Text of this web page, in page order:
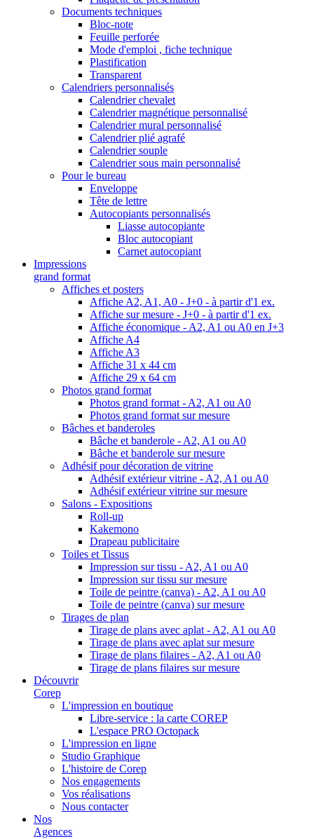
Documents techniques
Bloc-note
Feuille perforée
Mode d'emploi , fiche technique
Plastification
Transparent
Calendriers personnalisés
Calendrier chevalet
Calendrier magnétique personnalisé
Calendrier mural personnalisé
Calendrier plié agrafé
Calendrier souple
Calendrier sous main personnalisé
Pour le bureau
Enveloppe
Tête de lettre
Autocopiants personnalisés
Liasse autocopiante
Bloc autocopiant
Carnet autocopiant
Impressions
grand format
Affiches et posters
Affiche A2, A1, A0 - J+0 - à partir d'1 ex.
Affiche sur mesure - J+0 - à partir d'1 ex.
Affiche économique - A2, A1 ou A0 en J+3
Affiche A4
Affiche A3
Affiche 31 x 44 cm
Affiche 29 x 64 cm
Photos grand format
Photos grand format - A2, A1 ou A0
Photos grand format sur mesure
Bâches et banderoles
Bâche et banderole - A2, A1 ou A0
Bâche et banderole sur mesure
Adhésif pour décoration de vitrine
Adhésif extérieur vitrine - A2, A1 ou A0
Adhésif extérieur vitrine sur mesure
Salons - Expositions
Roll-up
Kakemono
Drapeau publicitaire
Toiles et Tissus
Impression sur tissu - A2, A1 ou A0
Impression sur tissu sur mesure
Toile de peintre (canva) - A2, A1 ou A0
Toile de peintre (canva) sur mesure
Tirages de plan
Tirage de plans avec aplat - A2, A1 ou A0
Tirage de plans avec aplat sur mesure
Tirage de plans filaires - A2, A1 ou A0
Tirage de plans filaires sur mesure
Découvrir
Corep
L'impression en boutique
Libre-service : la carte COREP
L'espace PRO Octopack
L'impression en ligne
Studio Graphique
L'histoire de Corep
Nos engagements
Vos réalisations
Nous contacter
Nos
Agences